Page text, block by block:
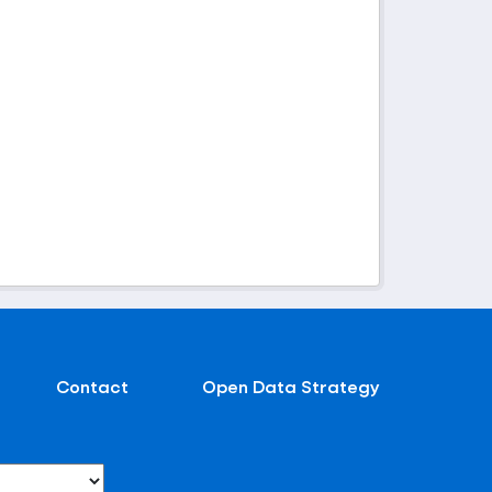
Contact Open Data Strategy